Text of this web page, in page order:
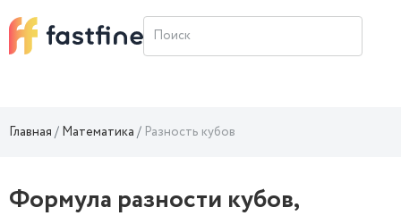
Главная Математика Разность кубов
Формула разности кубов,